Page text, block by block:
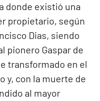
donde existió una
propietario, según
Dias, siendo
pionero Gaspar de
transformado en el
y, con la muerte de
al mayor